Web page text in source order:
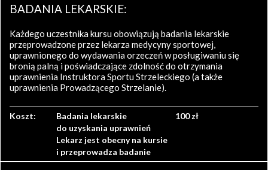
BADANIA LEKARSKIE:
Każdego uczestnika kursu obowiązują badania lekarskie
przeprowadzone przez lekarza medycyny sportowej,
uprawnionego do wydawania orzeczeń w posługiwaniu się
bronią palną i poświadczające zdolność do otrzymania
uprawnienia Instruktora Sportu Strzeleckiego (a także
uprawnienia Prowadzącego Strzelanie).
Koszt:
Badania lekarskie
do uzyskania uprawnień
Lekarz jest obecny na kursie
i przeprowadza badanie
100 zł